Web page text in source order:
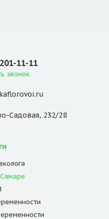
11-11
звонок
Садовая, 232/28